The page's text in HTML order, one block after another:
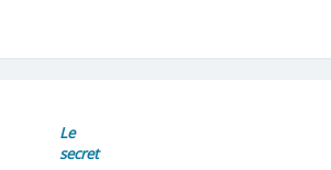
Le
secret